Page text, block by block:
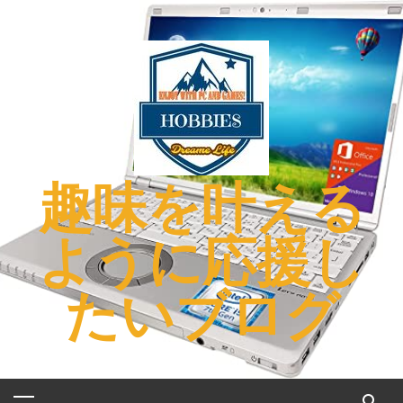
趣味を叶える
ように応援し
たいブログ